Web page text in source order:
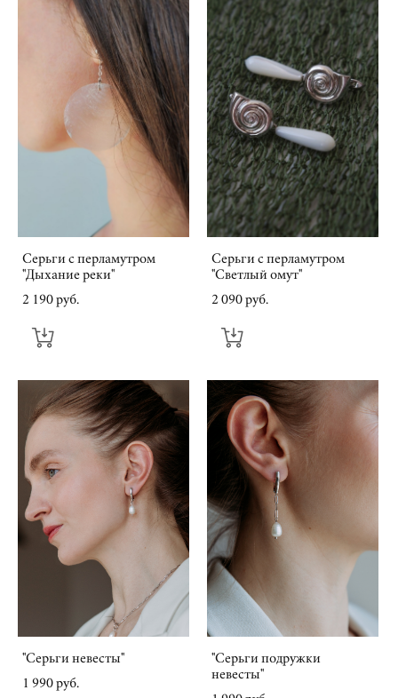
Серьги с перламутром
"Дыхание реки"
2 190 pуб.
Серьги с перламутром
"Светлый омут"
2 090 pуб.
"Серьги невесты"
1 990 pуб.
"Серьги подружки
невесты"